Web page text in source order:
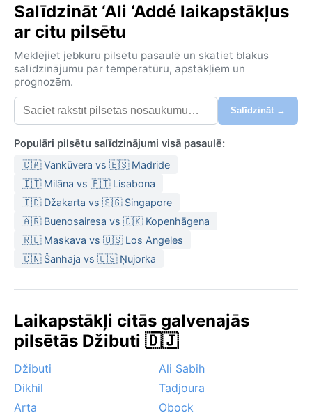
Salīdzināt ‘Ali ‘Addé laikapstākļus
ar citu pilsētu
Meklējiet jebkuru pilsētu pasaulē un skatiet blakus
salīdzinājumu par temperatūru, apstākļiem un
prognozēm.
Salīdzināt →
Populāri pilsētu salīdzinājumi visā pasaulē:
🇨🇦 Vankūvera vs 🇪🇸 Madride
🇮🇹 Milāna vs 🇵🇹 Lisabona
🇮🇩 Džakarta vs 🇸🇬 Singapore
🇦🇷 Buenosairesa vs 🇩🇰 Kopenhāgena
🇷🇺 Maskava vs 🇺🇸 Los Angeles
🇨🇳 Šanhaja vs 🇺🇸 Ņujorka
Laikapstākļi citās galvenajās
pilsētās Džibuti 🇩🇯
Džibuti
Ali Sabih
Dikhil
Tadjoura
Arta
Obock